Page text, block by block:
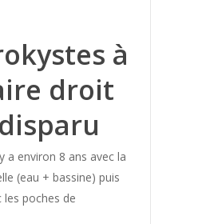
à
droit
a environ 8 ans avec la
(eau + bassine) puis
les poches de
Les
Acné